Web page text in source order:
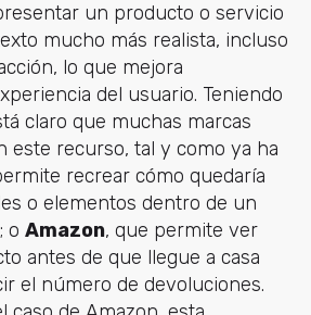
un producto o servicio
mucho más realista, incluso
lo que mejora
del usuario. Teniendo
claro que muchas marcas
este recurso, tal y como ya ha
recrear cómo quedaría
o elementos dentro de un
o Amazon, que permite ver
antes de que llegue a casa
el número de devoluciones.